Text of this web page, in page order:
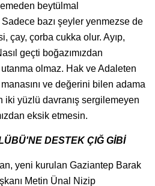
beytülmal
Sadece bazı şeyler yenmezse de
çay, çorba cukka olur. Ayıp,
geçti boğazımızdan
olmaz. Hak ve Adaleten
ve değerini bilen adama
iki yüzlü davranış sergilemeyen
eksik etmesin.
DESTEK ÇIĞ GİBİ
yeni kurulan Gaziantep Barak
Metin Ünal Nizip